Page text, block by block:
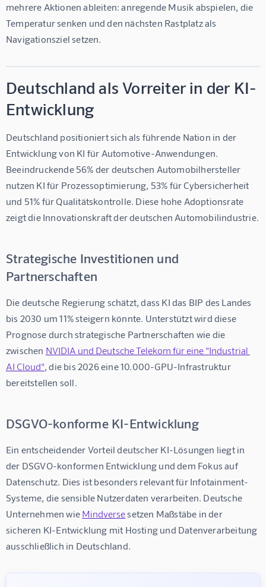
mehrere Aktionen ableiten: anregende Musik abspielen, die
Temperatur senken und den nächsten Rastplatz als
Navigationsziel setzen.
Deutschland als Vorreiter in der KI-
Entwicklung
Deutschland positioniert sich als führende Nation in der
Entwicklung von KI für Automotive-Anwendungen
Beeindruckende 56% der deutschen Automobilhersteller
nutzen KI für Prozessoptimierung, 53% für Cybersicherheit
und 51% für Qualitätskontrolle. Diese hohe Adoptionsrate
zeigt die Innovationskraft der deutschen Automobilindustrie.
Strategische Investitionen und
Partnerschaften
Die deutsche Regierung schätzt, dass KI das BIP des Landes
bis 2030 um 11% steigern könnte. Unterstützt wird diese
Prognose durch strategische Partnerschaften wie die
zwischen NVIDIA und Deutsche Telekom für eine "Industrial
AI Cloud" , die bis 2026 eine 10.000-GPU-Infrastruktur
bereitstellen soll.
DSGVO-konforme KI-Entwicklung
Ein entscheidender Vorteil deutscher KI-Lösungen liegt in
der DSGVO-konformen Entwicklung und dem Fokus auf
Datenschutz. Dies ist besonders relevant für Infotainment-
Systeme, die sensible Nutzerdaten verarbeiten. Deutsche
Unternehmen wie Mindverse setzen Maßstäbe in der
sicheren KI-Entwicklung mit Hosting und Datenverarbeitung
ausschließlich in Deutschland.